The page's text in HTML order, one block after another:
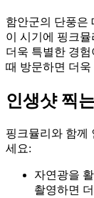
함안군의 단풍은
이 시기에 핑크
더욱 특별한 경
때 방문하면 더
인생샷 찍
핑크뮬리와 함께
세요:
자연광을
촬영하면